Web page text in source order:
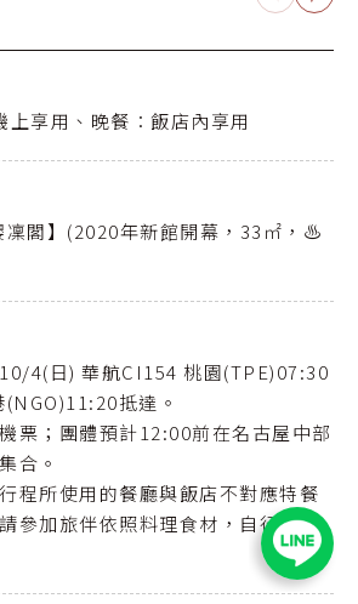
上享用、晚餐：飯店內享用
凜閣】(2020年新館開幕，33㎡，♨️
4(日) 華航CI154 桃園(TPE)07:30
抵達。
票；團體預計12:00前在名古屋中部
合。
程所使用的餐廳與飯店不對應特餐
參加旅伴依照料理食材，自行挑選